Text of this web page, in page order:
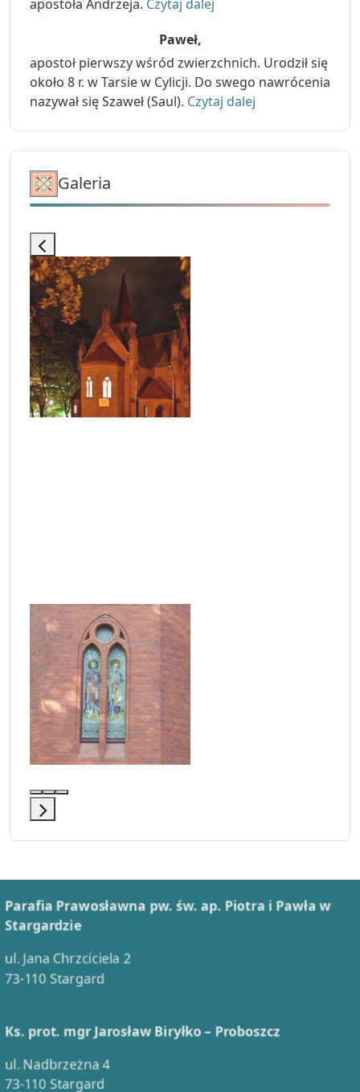
apostoła Andrzeja. Czytaj dalej
Paweł,
apostoł pierwszy wśród zwierzchnich. Urodził się
około 8 r. w Tarsie w Cylicji. Do swego nawrócenia
nazywał się Szaweł (Saul). Czytaj dalej
Galeria
Parafia Prawosławna pw. św. ap. Piotra i Pawła w
Stargardzie
ul. Jana Chrzciciela 2
73-110 Stargard
Ks. prot. mgr Jarosław Biryłko – Proboszcz
ul. Nadbrzeżna 4
73-110 Stargard